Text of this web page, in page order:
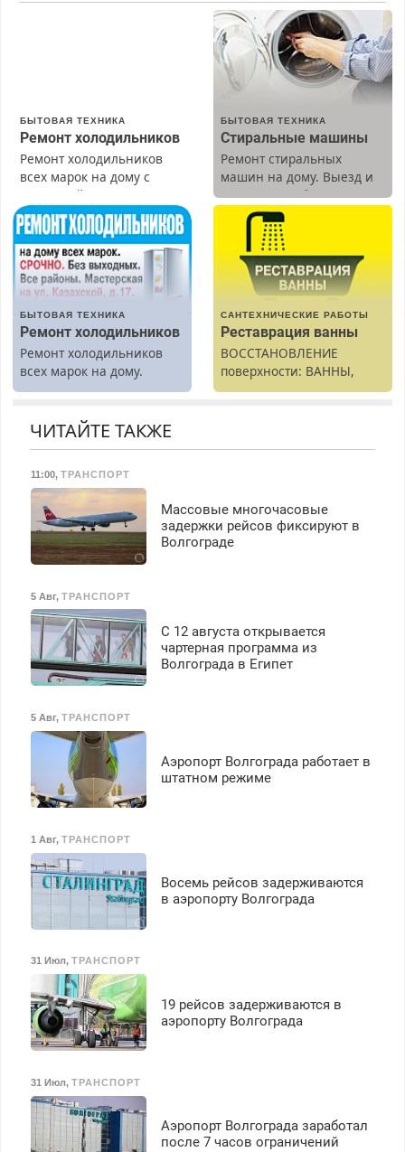
БЫТОВАЯ ТЕХНИКА
Ремонт холодильников
Ремонт холодильников
всех марок на дому с
гарантией. Замена
резины. Качественно.
Недорого. Без выходных.
Все районы. Скидка.
Вызов бесплатный.
БЫТОВАЯ ТЕХНИКА
Стиральные машины
Ремонт стиральных
машин на дому. Выезд и
диагностика бесплатно.
Предусмотрены скидки.
БЫТОВАЯ ТЕХНИКА
Ремонт холодильников
Ремонт холодильников
всех марок на дому.
САНТЕХНИЧЕСКИЕ РАБОТЫ
Реставрация ванны
ВОССТАНОВЛЕНИЕ
поверхности: ВАННЫ,
раковины, подоконника.
ЧИТАЙТЕ ТАКЖЕ
11:00, ТРАНСПОРТ
Массовые многочасовые
задержки рейсов фиксируют в
Волгограде
5 Авг, ТРАНСПОРТ
С 12 августа открывается
чартерная программа из
Волгограда в Египет
5 Авг, ТРАНСПОРТ
Аэропорт Волгограда работает в
штатном режиме
1 Авг, ТРАНСПОРТ
Восемь рейсов задерживаются
в аэропорту Волгограда
31 Июл, ТРАНСПОРТ
19 рейсов задерживаются в
аэропорту Волгограда
31 Июл, ТРАНСПОРТ
Аэропорт Волгограда заработал
после 7 часов ограничений